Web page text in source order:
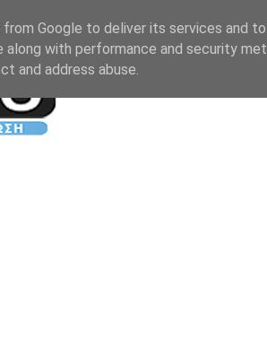
Google to deliver its services and
along with performance and security
and address abuse.